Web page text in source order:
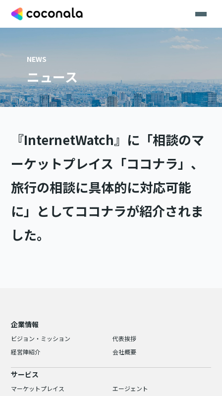
NEWS
ニュース
『InternetWatch』に「相談のマ
ーケットプレイス「ココナラ」、
旅行の相談に具体的に対応可能
に」としてココナラが紹介されま
した。
企業情報
ビジョン・ミッション
代表挨拶
経営陣紹介
会社概要
サービス
マーケットプレイス
エージェント